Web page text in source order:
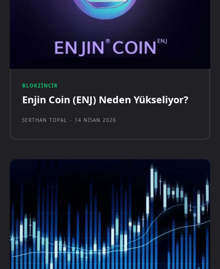
BLOKZINCIR
Enjin Coin (ENJ) Neden Yükseliyor?
SERTHAN TOPAL - 14 NISAN 2026